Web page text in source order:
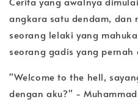
angkara satu dendam, dan
seorang lelaki yang
seorang gadis yang
"Welcome to the hell,
dengan aku?" -